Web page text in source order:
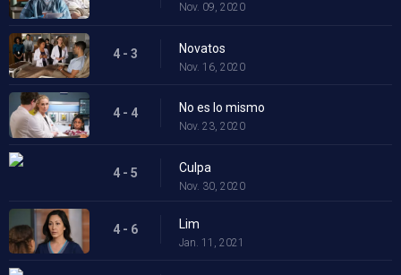
Nov. 09, 2020
4 - 3 Novatos
Nov. 16, 2020
4 - 4 No es lo mismo
Nov. 23, 2020
4 - 5 Culpa
Nov. 30, 2020
4 - 6 Lim
Jan. 11, 2021